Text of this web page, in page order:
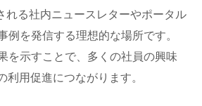
れる社内ニュースレターやポータル
例を発信する理想的な場所です。
を示すことで、多くの社員の興味
利用促進につながります。